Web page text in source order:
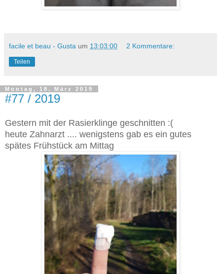
facile et beau - Gusta um 13:03:00 2 Kommentare:
Teilen
Montag, 18. März 2019
#77 / 2019
Gestern mit der Rasierklinge geschnitten :(
heute Zahnarzt .... wenigstens gab es ein gutes
spätes Frühstück am Mittag